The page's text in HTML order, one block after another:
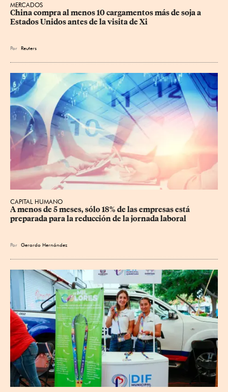
MERCADOS
China compra al menos 10 cargamentos más de soja a
Estados Unidos antes de la visita de Xi
Por Reuters
CAPITAL HUMANO
A menos de 5 meses, sólo 18% de las empresas está
preparada para la reducción de la jornada laboral
Por Gerardo Hernández